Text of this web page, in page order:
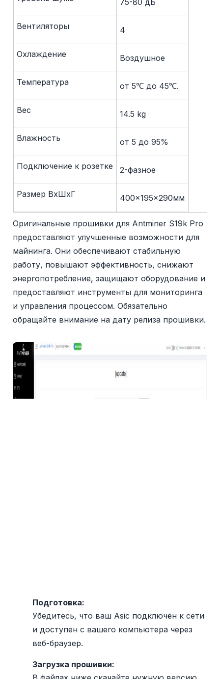
75-80 дБ
Вентиляторы 4
Охлаждение Воздушное
Температура от 5℃ до 45℃.
Вес 14.5 kg
Влажность от 5 до 95%
Подключение к розетке 2-фазное
Размер ВхШхГ 400x195x290мм
Оригинальные прошивки для Antminer S19k Pro
предоставляют улучшенные возможности для
майнинга. Они обеспечивают стабильную
работу, повышают эффективность, снижают
энергопотребление, защищают оборудование и
предоставляют инструменты для мониторинга
и управления процессом. Обязательно
обращайте внимание на дату релиза прошивки.
Подготовка:
Убедитесь, что ваш Asic подключён к сети
и доступен с вашего компьютера через
веб-браузер.
Загрузка прошивки: